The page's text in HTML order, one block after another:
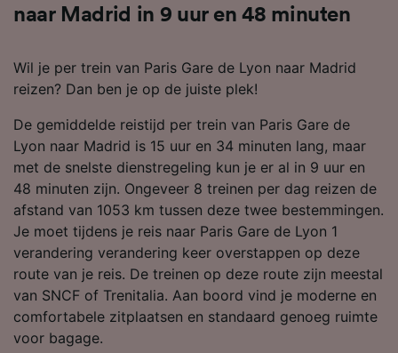
naar Madrid in 9 uur en 48 minuten
Wil je per trein van Paris Gare de Lyon naar Madrid
reizen? Dan ben je op de juiste plek!
De gemiddelde reistijd per trein van Paris Gare de
Lyon naar Madrid is 15 uur en 34 minuten lang, maar
met de snelste dienstregeling kun je er al in 9 uur en
48 minuten zijn. Ongeveer 8 treinen per dag reizen de
afstand van 1053 km tussen deze twee bestemmingen.
Je moet tijdens je reis naar Paris Gare de Lyon 1
verandering verandering keer overstappen op deze
route van je reis. De treinen op deze route zijn meestal
van SNCF of Trenitalia. Aan boord vind je moderne en
comfortabele zitplaatsen en standaard genoeg ruimte
voor bagage.